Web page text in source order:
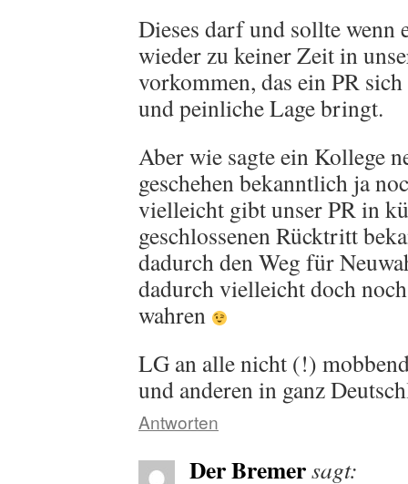
Dieses darf und sollte wenn
wieder zu keiner Zeit in
vorkommen, das ein PR
und peinliche Lage bringt.
Aber wie sagte ein Kollege
geschehen bekanntlich ja
vielleicht gibt unser PR in
geschlossenen Rücktritt
dadurch den Weg für
dadurch vielleicht doch
wahren
LG an alle nicht (!)
und anderen in ganz
Antworten
Der Bremersagt: